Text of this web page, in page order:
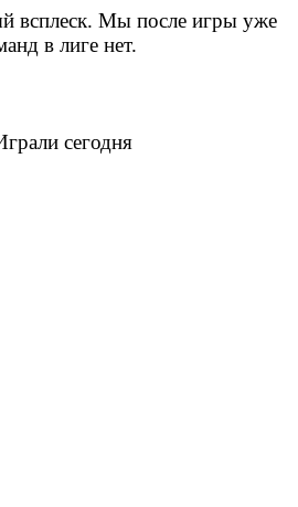
всплеск. Мы после игры уже
в лиге нет.
сегодня